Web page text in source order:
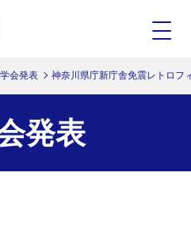
学会発表 神奈川県庁新庁舎免震レトロフ
発表